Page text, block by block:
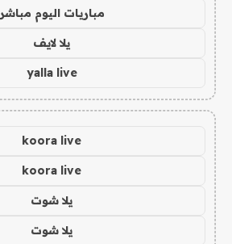
مباريات اليوم مباشر
يلا لايف
yalla live
koora live
koora live
يلا شوت
يلا شوت